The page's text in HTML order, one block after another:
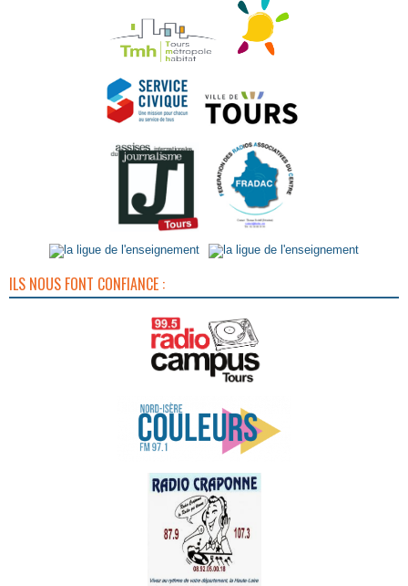
ILS NOUS FONT CONFIANCE :